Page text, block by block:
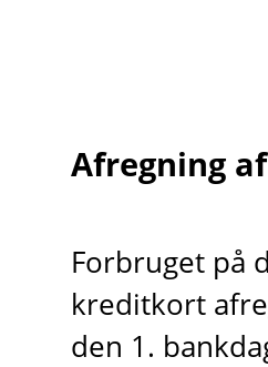
Afregning
Forbruget på
kreditkort
den 1.